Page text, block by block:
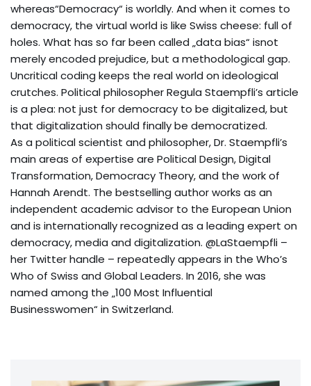
whereas“Democracy“ is worldly. And when it comes to
democracy, the virtual world is like Swiss cheese: full of
holes. What has so far been called „data bias“ isnot
merely encoded prejudice, but a methodological gap.
Uncritical coding keeps the real world on ideological
crutches. Political philosopher Regula Staempfli’s article
is a plea: not just for democracy to be digitalized, but
that digitalization should finally be democratized.
As a political scientist and philosopher, Dr. Staempfli’s
main areas of expertise are Political Design, Digital
Transformation, Democracy Theory, and the work of
Hannah Arendt. The bestselling author works as an
independent academic advisor to the European Union
and is internationally recognized as a leading expert on
democracy, media and digitalization. @LaStaempfli –
her Twitter handle – repeatedly appears in the Who’s
Who of Swiss and Global Leaders. In 2016, she was
named among the „100 Most Influential
Businesswomen“ in Switzerland.